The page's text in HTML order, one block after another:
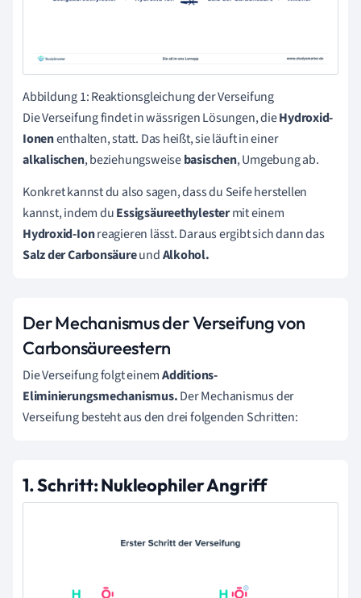
Abbildung 1: Reaktionsgleichung der Verseifung
Die Verseifung findet in wässrigen Lösungen, dieHydroxid-
Ionenenthalten, statt. Das heißt, sie läuft in einer
alkalischen, beziehungsweisebasischen, Umgebung ab.
Konkret kannst du also sagen, dass du Seife herstellen
kannst, indem duEssigsäureethylestermit einem
Hydroxid-Ionreagieren lässt. Daraus ergibt sich dann das
Salz der CarbonsäureundAlkohol.
Der Mechanismus der Verseifung von
Carbonsäureestern
Die Verseifung folgt einemAdditions-
Eliminierungsmechanismus.Der Mechanismus der
Verseifung besteht aus den drei folgenden Schritten:
1. Schritt: Nukleophiler Angriff